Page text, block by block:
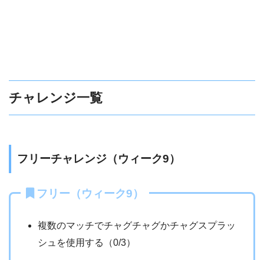
チャレンジ一覧
フリーチャレンジ（ウィーク9）
フリー（ウィーク9）
複数のマッチでチャグチャグかチャグスプラッ
シュを使用する（0/3）